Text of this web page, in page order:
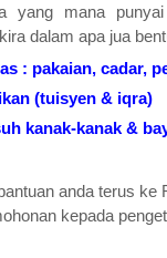
yang mana
dalam apa jua
: pakaian, cadar,
(tuisyen & iqra)
kanak-kanak &
anda terus
kepada